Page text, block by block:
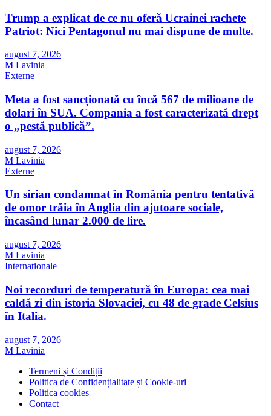
Trump a explicat de ce nu oferă Ucrainei rachete
Patriot: Nici Pentagonul nu mai dispune de multe.
august 7, 2026
M Lavinia
Externe
Meta a fost sancționată cu încă 567 de milioane de
dolari în SUA. Compania a fost caracterizată drept
o „pestă publică”.
august 7, 2026
M Lavinia
Externe
Un sirian condamnat în România pentru tentativă
de omor trăia în Anglia din ajutoare sociale,
încasând lunar 2.000 de lire.
august 7, 2026
M Lavinia
Internationale
Noi recorduri de temperatură în Europa: cea mai
caldă zi din istoria Slovaciei, cu 48 de grade Celsius
în Italia.
august 7, 2026
M Lavinia
Termeni și Condiții
Politica de Confidențialitate și Cookie-uri
Politica cookies
Contact